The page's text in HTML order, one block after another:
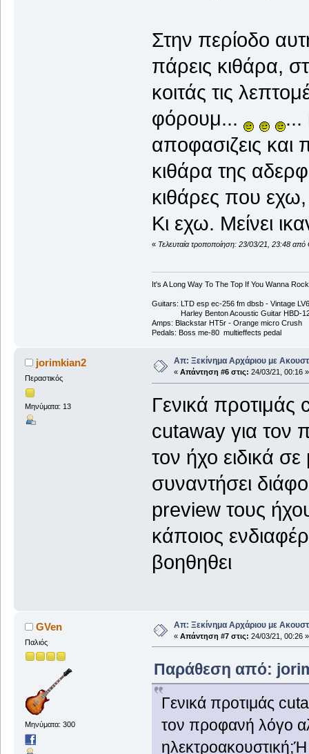
Στην περίοδο
πάρεις κιθάρα,
κοιτάς τις
φόρουμ...
...
αποφασιζεις και
κιθάρα της
κιθάρες που εχω,
Κι εχω. Μείνει
« Τελευταία τροποποίηση: 23/03/21, 23:48 από
It's A Long Way To The Top If You Wanna
Guitars: LTD esp ec-256 fm dbsb - Vintage
Harley Benton Acoustic Guitar HBD-
Amps: Blackstar HT5r - Orange micro Crush
Pedals: Boss me-80 multieffects pedal
jorimkian2
Περαστικός
Μηνύματα: 13
Απ: Ξεκίνημα Αρχάριου με
« Απάντηση #6 στις: 24/03/21, 00:16 »
Γενικά προτιμάς
cutaway για τον
τον ήχο ειδικά
συναντήσει
preview τους
κάποιος
βοηθηθει
GVen
Παλιός
Μηνύματα: 300
Απ: Ξεκίνημα Αρχάριου με
« Απάντηση #7 στις: 24/03/21, 00:26 »
Παράθεση από:
Γενικά προτιμάς
τον προφανή λόγο